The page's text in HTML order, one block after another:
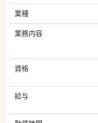
業種
業務内容
資格
給与